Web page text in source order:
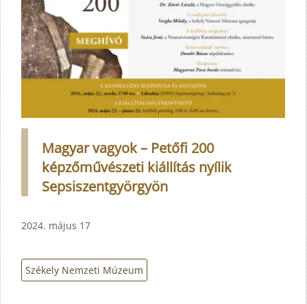
Magyar vagyok – Petőfi 200
képzőművészeti kiállítás nyílik
Sepsiszentgyörgyön
2024. május 17
Székely Nemzeti Múzeum